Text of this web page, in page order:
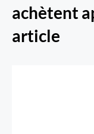
achètent
article